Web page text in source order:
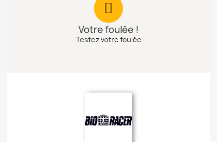
Votre foulée !
Testez votre foulée